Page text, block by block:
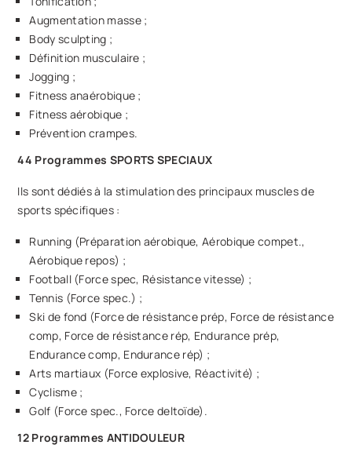
Augmentation masse ;
Body sculpting ;
Définition musculaire ;
Jogging ;
Fitness anaérobique ;
Fitness aérobique ;
Prévention crampes.
44 Programmes SPORTS SPECIAUX
Ils sont dédiés à la stimulation des principaux muscles de
sports spécifiques :
Running (Préparation aérobique, Aérobique compet.,
Aérobique repos) ;
Football (Force spec, Résistance vitesse) ;
Tennis (Force spec.) ;
Ski de fond (Force de résistance prép, Force de résistance
comp, Force de résistance rép, Endurance prép,
Endurance comp, Endurance rép) ;
Arts martiaux (Force explosive, Réactivité) ;
Cyclisme ;
Golf (Force spec., Force deltoïde).
12 Programmes ANTIDOULEUR